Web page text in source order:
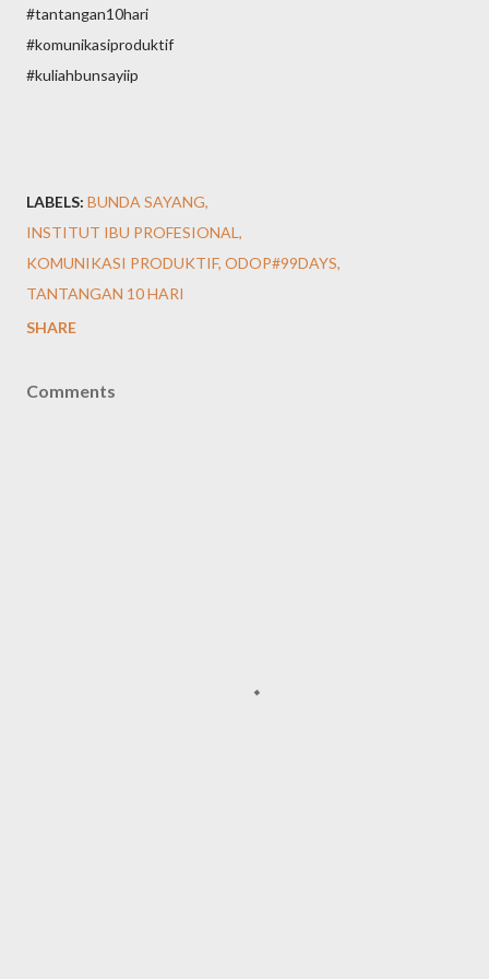
#tantangan10hari
#komunikasiproduktif
#kuliahbunsayiip
LABELS: BUNDA SAYANG
INSTITUT IBU PROFESIONAL
KOMUNIKASI PRODUKTIF ODOP#99DAYS
TANTANGAN 10 HARI
SHARE
Comments